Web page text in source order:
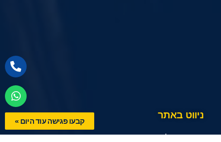
קבעו פגישה עוד היום »
ניווט באתר
ייעוץ עסקי לחברות